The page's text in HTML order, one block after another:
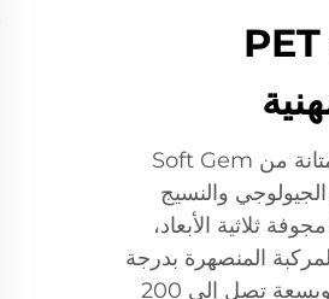
Soft Gem | خط إنتاج ألياف PET
تم تصميم خطوط إنتاج الألياف القصيرة PET عالية المتانة من Soft Gem
والنسيج
الثقيل. بالإضافة إلى ذلك، يتضمن نطاقنا خطوط PET مجوفة ثلاثية الأبعاد،
المنصهرة بدرجة
حرارة منخفضة، مما يوفر تنوعًا في المواد والتصميم. وبسعة تصل إلى 200